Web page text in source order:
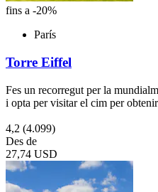
fins a -20%
París
Torre Eiffel
Fes un recorregut per la
i opta per visitar el cim per
4,2 (4.099)
Des de
27,74 USD